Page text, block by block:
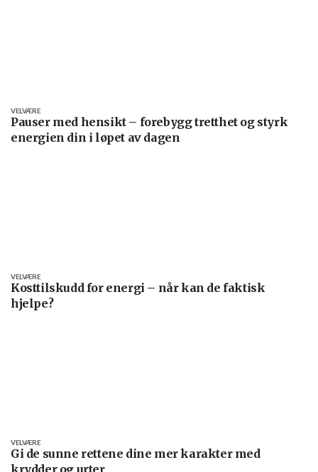
Pauser med hensikt – forebygg tretthet og styrk
energien din i løpet av dagen
VELVÆRE
Kosttilskudd for energi – når kan de faktisk
hjelpe?
VELVÆRE
Gi de sunne rettene dine mer karakter med
krydder og urter
VELVÆRE